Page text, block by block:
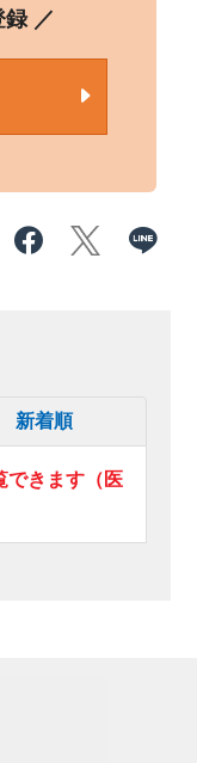
／
新着順
できます（医